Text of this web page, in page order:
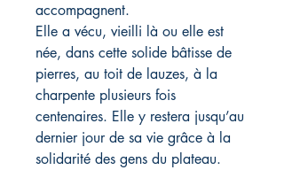
accompagnent.
Elle a vécu, vieilli là ou elle est
née, dans cette solide bâtisse de
pierres, au toit de lauzes, à la
charpente plusieurs fois
centenaires. Elle y restera jusqu’au
dernier jour de sa vie grâce à la
solidarité des gens du plateau.